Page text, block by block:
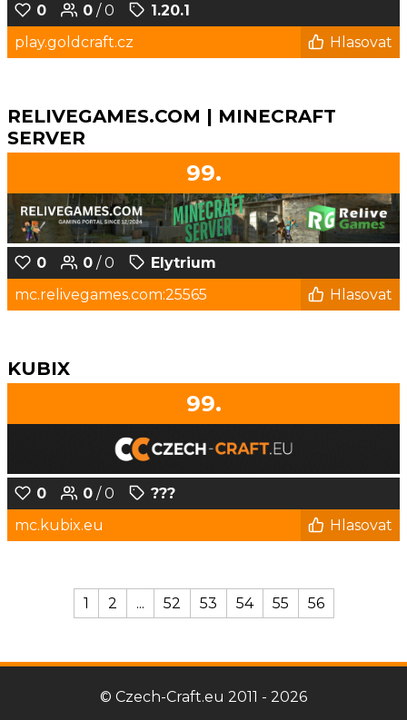
0 0 / 0
1.20.1
play.goldcraft.cz
Hlasovat
RELIVEGAMES.COM | MINECRAFT
SERVER
99.
0 0 / 0
Elytrium
mc.relivegames.com:25565
Hlasovat
KUBIX
99.
0 0 / 0
???
mc.kubix.eu
Hlasovat
1 2 ... 52 53 54 55 56
© Czech-Craft.eu 2011 - 2026